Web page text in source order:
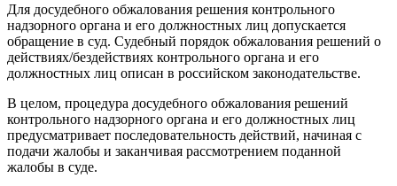
Для досудебного обжалования решения контрольного
надзорного органа и его должностных лиц допускается
обращение в суд. Судебный порядок обжалования решений о
действиях/бездействиях контрольного органа и его
должностных лиц описан в российском законодательстве.
В целом, процедура досудебного обжалования решений
контрольного надзорного органа и его должностных лиц
предусматривает последовательность действий, начиная с
подачи жалобы и заканчивая рассмотрением поданной
жалобы в суде.